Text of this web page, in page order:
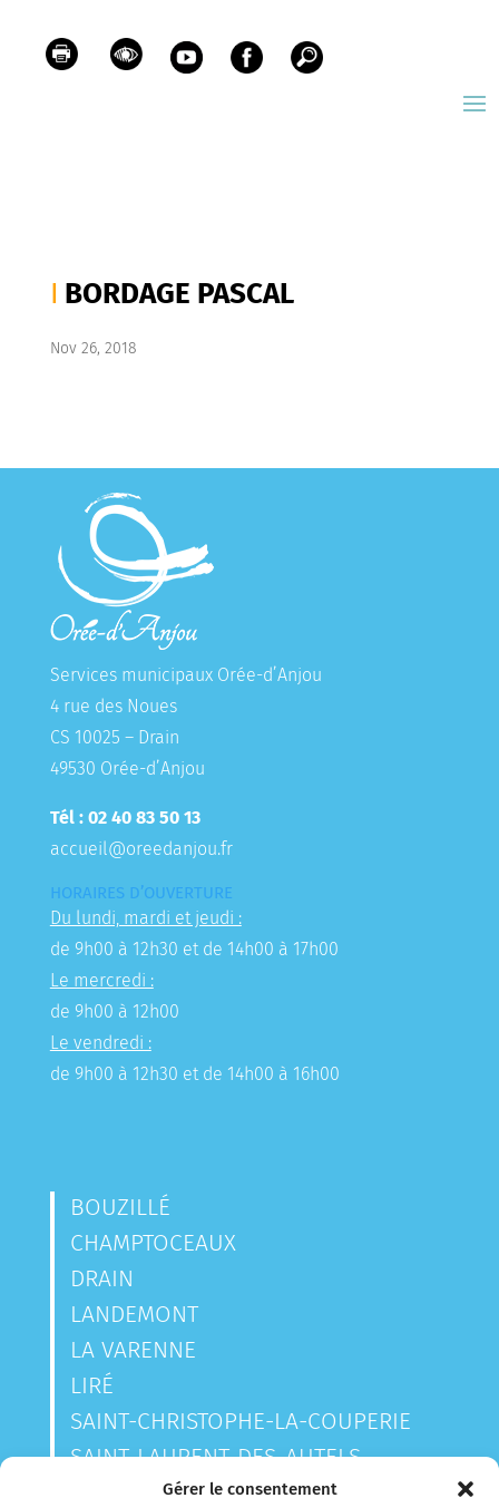
Gérer le consentement
BORDAGE PASCAL
Nov 26, 2018
Services municipaux Orée-d’Anjou
4 rue des Noues
CS 10025 – Drain
49530 Orée-d’Anjou
Tél : 02 40 83 50 13
accueil@oreedanjou.fr
HORAIRES D’OUVERTURE
Du lundi, mardi et jeudi :
de 9h00 à 12h30 et de 14h00 à 17h00
Le mercredi :
de 9h00 à 12h00
Le vendredi :
de 9h00 à 12h30 et de 14h00 à 16h00
BOUZILLÉ
CHAMPTOCEAUX
DRAIN
LANDEMONT
LA VARENNE
LIRÉ
SAINT-CHRISTOPHE-LA-COUPERIE
SAINT-LAURENT-DES-AUTELS
SAINT-SAUVEUR-DE-LANDEMONT